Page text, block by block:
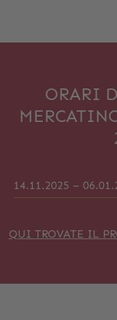
ORARI
14.11.2025 –
QUI TROVATE IL